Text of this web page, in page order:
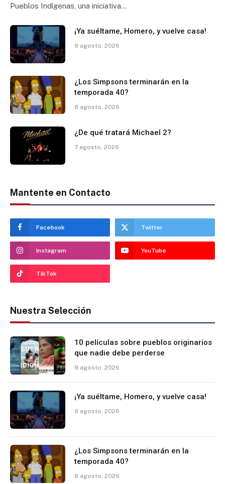
Pueblos Indígenas, una iniciativa…
¡Ya suéltame, Homero, y vuelve casa!
9 agosto, 2026
¿Los Simpsons terminarán en la
temporada 40?
8 agosto, 2026
¿De qué tratará Michael 2?
7 agosto, 2026
Mantente en Contacto
Facebook Twitter
Instagram YouTube
TikTok
Nuestra Selección
10 películas sobre pueblos originarios
que nadie debe perderse
9 agosto, 2026
¡Ya suéltame, Homero, y vuelve casa!
9 agosto, 2026
¿Los Simpsons terminarán en la
temporada 40?
8 agosto, 2026